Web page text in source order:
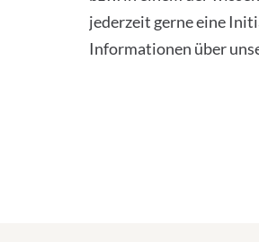
jederzeit gerne eine
Informationen über